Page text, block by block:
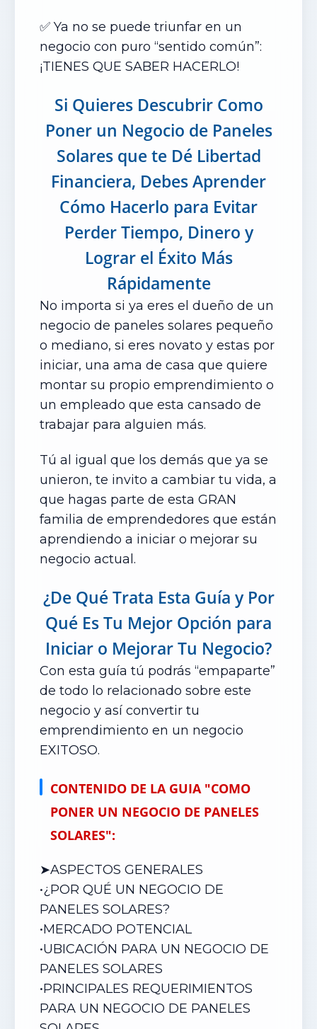
✅ Ya no se puede triunfar en un
negocio con puro “sentido común”:
¡TIENES QUE SABER HACERLO!
Si Quieres Descubrir Como
Poner un Negocio de Paneles
Solares que te Dé Libertad
Financiera, Debes Aprender
Cómo Hacerlo para Evitar
Perder Tiempo, Dinero y
Lograr el Éxito Más
Rápidamente
No importa si ya eres el dueño de un
negocio de paneles solares pequeño
o mediano, si eres novato y estas por
iniciar, una ama de casa que quiere
montar su propio emprendimiento o
un empleado que esta cansado de
trabajar para alguien más.
Tú al igual que los demás que ya se
unieron, te invito a cambiar tu vida, a
que hagas parte de esta GRAN
familia de emprendedores que están
aprendiendo a iniciar o mejorar su
negocio actual.
¿De Qué Trata Esta Guía y Por
Qué Es Tu Mejor Opción para
Iniciar o Mejorar Tu Negocio?
Con esta guía tú podrás “empaparte”
de todo lo relacionado sobre este
negocio y así convertir tu
emprendimiento en un negocio
EXITOSO.
CONTENIDO DE LA GUIA "COMO
PONER UN NEGOCIO DE PANELES
SOLARES":
➤ASPECTOS GENERALES
•¿POR QUÉ UN NEGOCIO DE
PANELES SOLARES?
•MERCADO POTENCIAL
•UBICACIÓN PARA UN NEGOCIO DE
PANELES SOLARES
•PRINCIPALES REQUERIMIENTOS
PARA UN NEGOCIO DE PANELES